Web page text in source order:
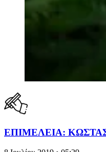
ΕΠΙΜΕΛΕΙΑ: